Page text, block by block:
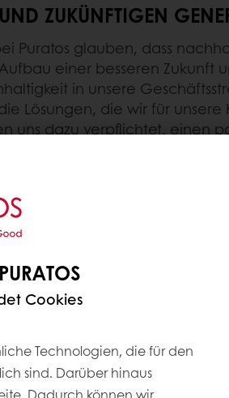
ZUKÜNFTIGEN
Puratos glauben, dass
einer besseren Zukunft
in unsere
Lösungen, die wir für
uns dazu verpflichtet, einen
und den Planeten zu
Generationen zu
Nachhaltigkeitsansatz geht
Es ist ein wichtiger
und der
Kunden
ihre eigenen
Inhaltsstoffe und
weltweit bessere
Cookies
Technologien, die für den
sind. Darüber hinaus